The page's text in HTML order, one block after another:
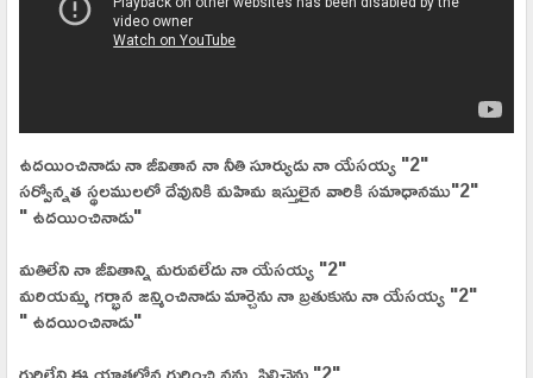
ఉదయించినాడు నా జీవితాన నా నీతి సూర్యుడు నా యేసయ్య "2"
సర్వోన్నత స్థలములలో దేవునికి మహిమ ఇస్తులైన వారికి సమాధానము"2"
" ఉదయించినాడు"
మతిలేని నా జీవితాన్ని మరువలేదు నా యేసయ్య "2"
మరియమ్మ గర్భాన జన్మించినాడు మార్చెను నా బ్రతుకును నా యేసయ్య "2"
" ఉదయించినాడు"